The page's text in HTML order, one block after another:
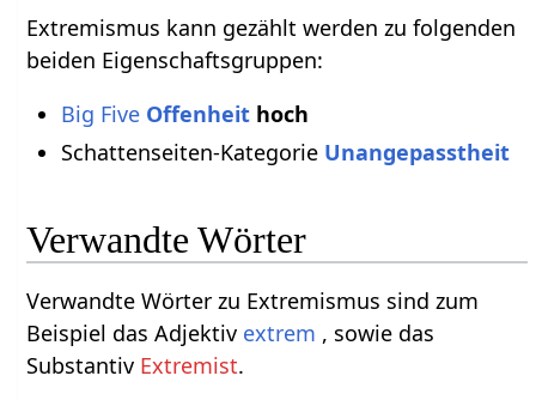
Extremismus kann gezählt werden zu folgenden
beiden Eigenschaftsgruppen:
Big Five Offenheithoch
Schattenseiten-Kategorie Unangepasstheit
Verwandte Wörter
Verwandte Wörter zu Extremismus sind zum
Beispiel das Adjektiv extrem , sowie das
Substantiv Extremist.